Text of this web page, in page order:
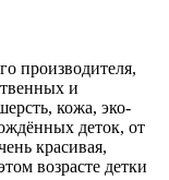
производителя,
и
кожа, эко-
деток, от
красивая,
возрасте детки